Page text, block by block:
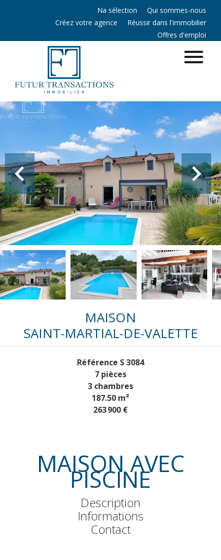
Na sélection
Qui sommes-nous
Créez votre agence
Réussir dans l'immobilier
Offres d'emploi
MAISON
SAINT-MARTIAL-DE-VALETTE
Référence S 3084
7 pièces
3 chambres
187.50 m²
263 900 €
MAISON AVEC
PISCINE
Description
Informations
Contact